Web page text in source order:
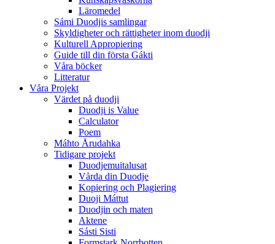
Läromedel
Sámi Duodjis samlingar
Skyldigheter och rättigheter inom duodji
Kulturell Appropiering
Guide till din första Gákti
Våra böcker
Litteratur
Våra Projekt
Värdet på duodji​
Duodji is Value
Calculator
Poem
Máhto Årudahka
Tidigare projekt
Duodjemuitalusat
Vårda din Duodje
Kopiering och Plagiering
Duoji Máttut
Duodjin och maten
Aktene
Sásti Sisti